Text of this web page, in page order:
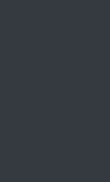
и адреса.
осмотра.
пунктов
и адреса.
осмотра.
пунктов
осмотра.